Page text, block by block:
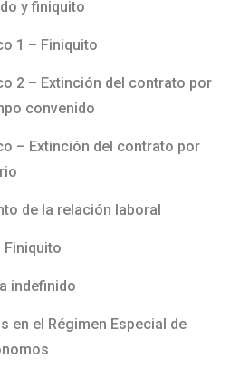
y finiquito
1 – Finiquito
2 – Extinción del contrato por
convenido
– Extinción del contrato por
de la relación laboral
Finiquito
indefinido
en el Régimen Especial de